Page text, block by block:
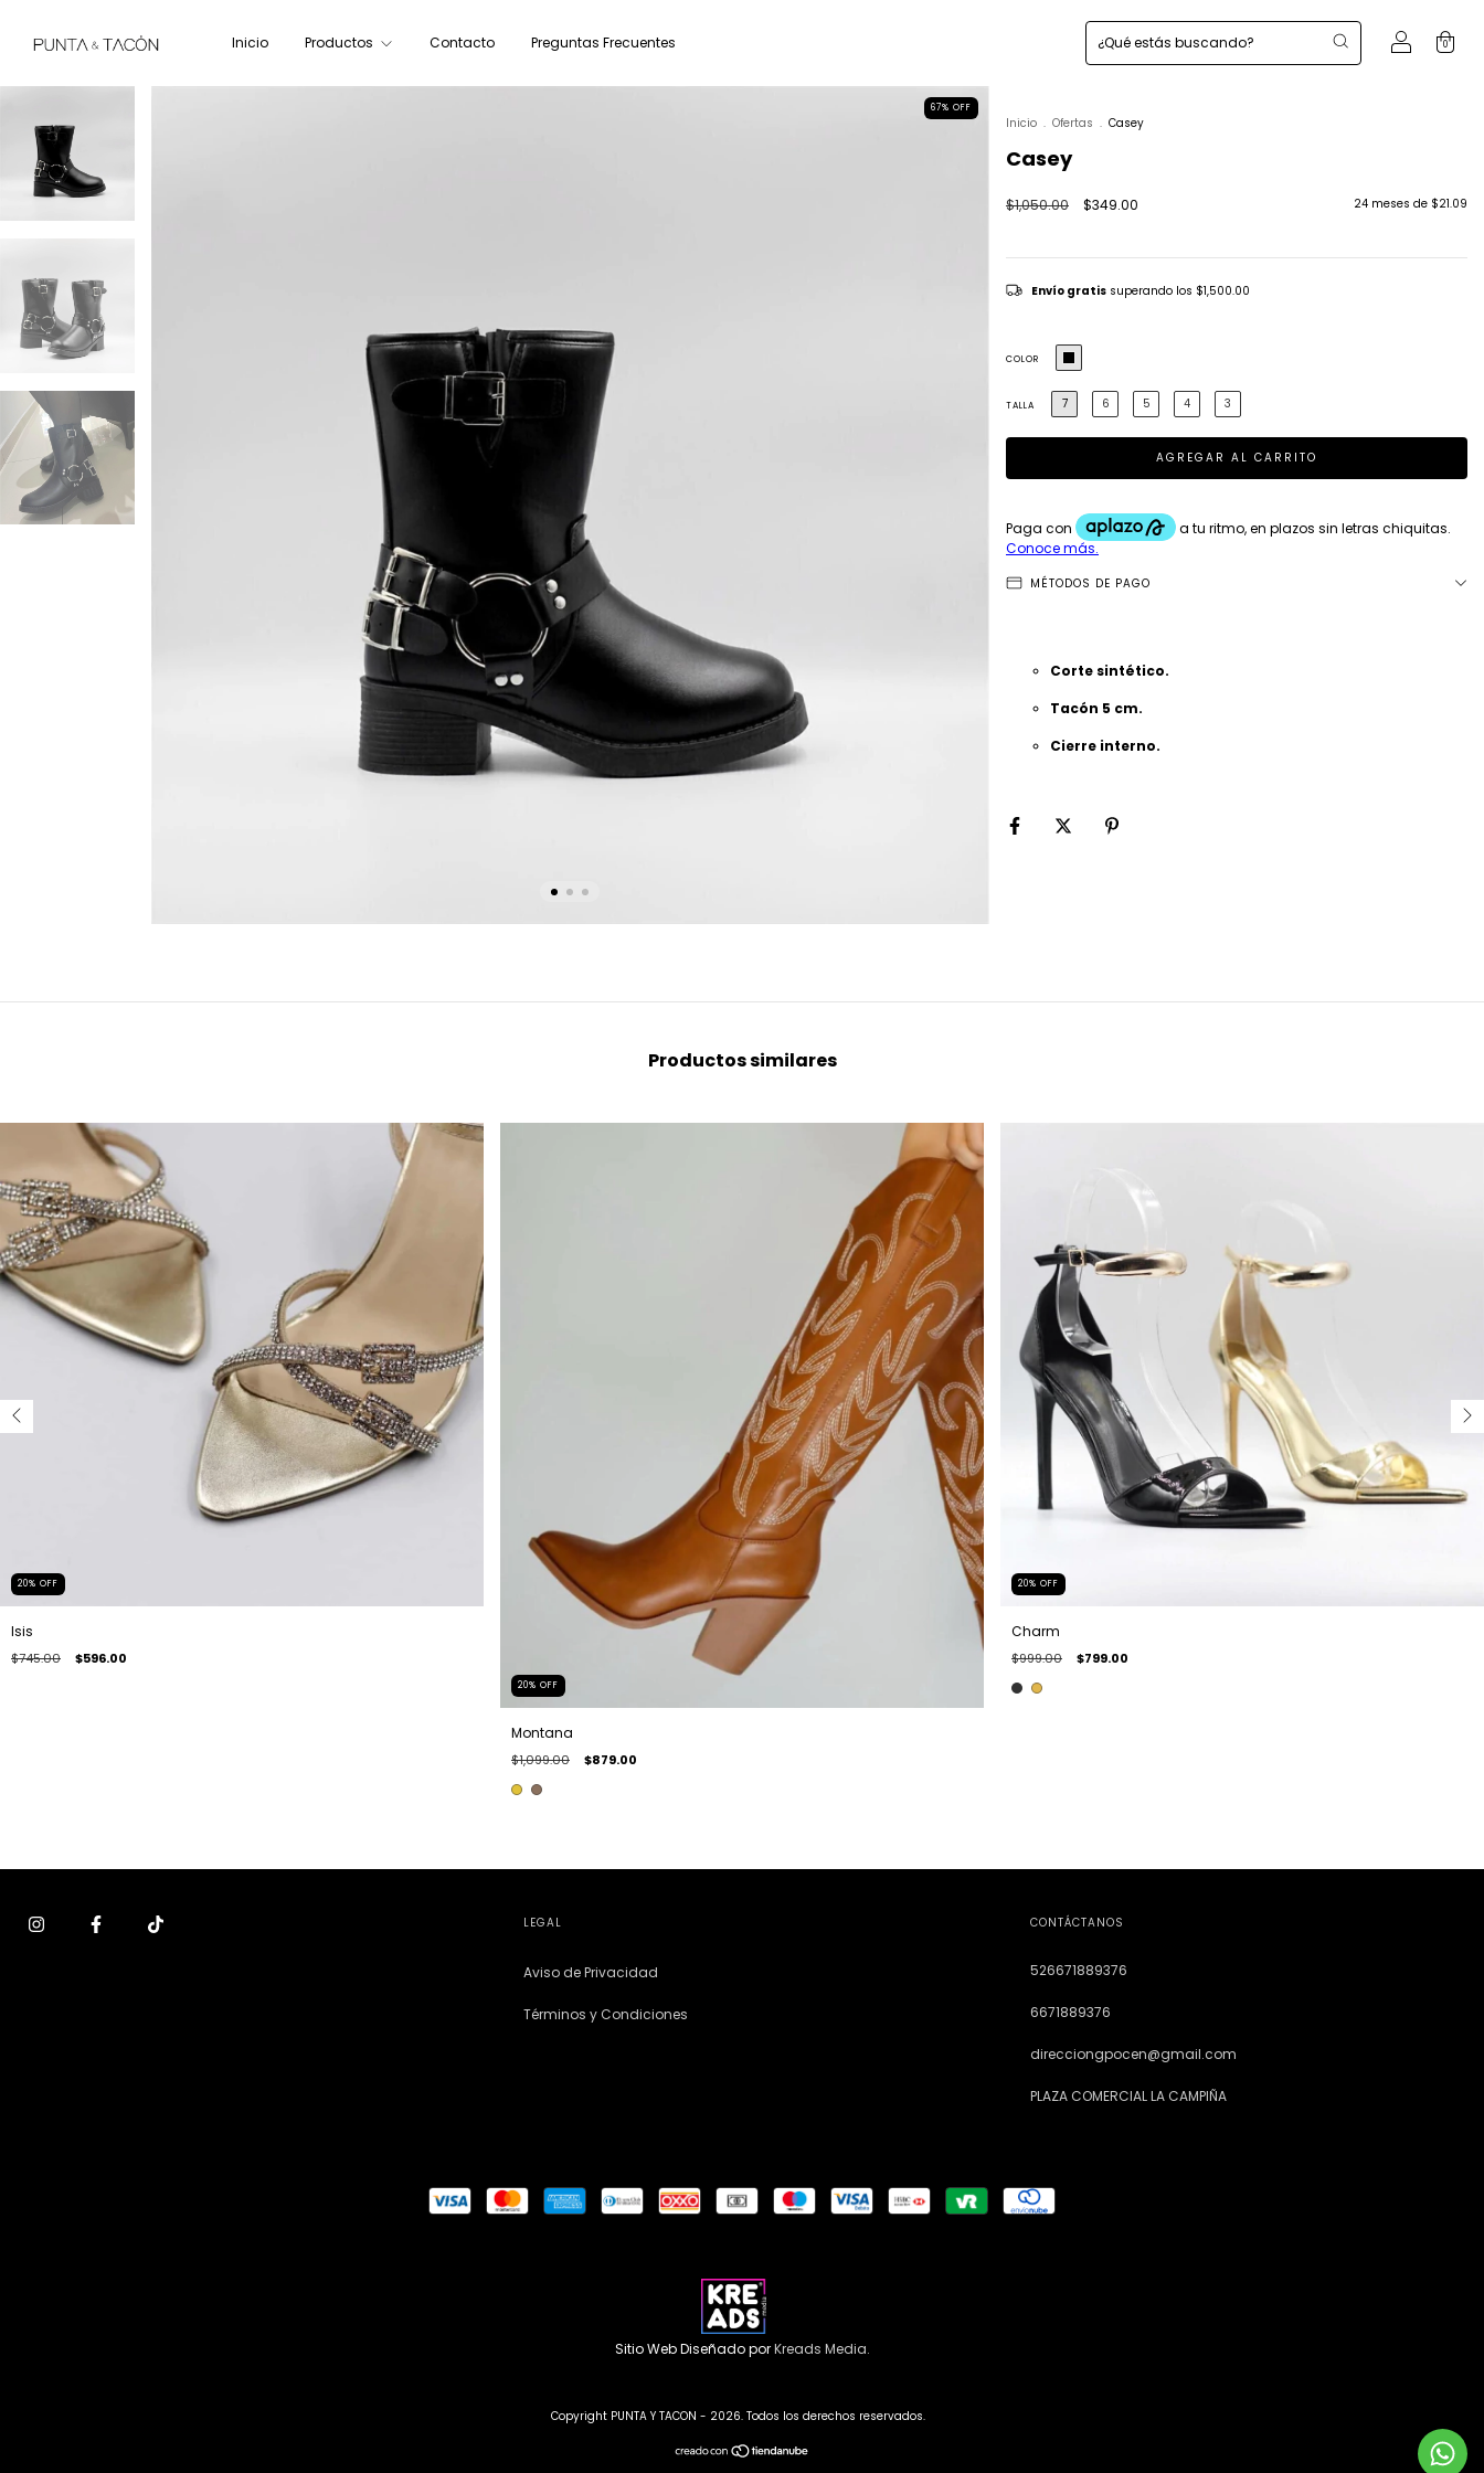
Inicio Productos Contacto Preguntas Frecuentes 0
67% OFF
Inicio . Ofertas . Casey
Casey
$1,050.00 $349.00 24 meses de $21.09
Envío gratis superando los $1,500.00
COLOR
TALLA 7 6 5 4 3
MÉTODOS DE PAGO
Corte sintético.
Tacón 5 cm.
Cierre interno.
Productos similares
20% OFF
Isis
$745.00 $596.00
20% OFF
Montana
$1,099.00 $879.00
20% OFF
Charm
$999.00 $799.00
LEGAL
Aviso de Privacidad
Términos y Condiciones
CONTÁCTANOS
526671889376
6671889376
direcciongpocen@gmail.com
PLAZA COMERCIAL LA CAMPIÑA
Sitio Web Diseñado porKreads Media.
Copyright PUNTA Y TACON - 2026. Todos los derechos reservados.